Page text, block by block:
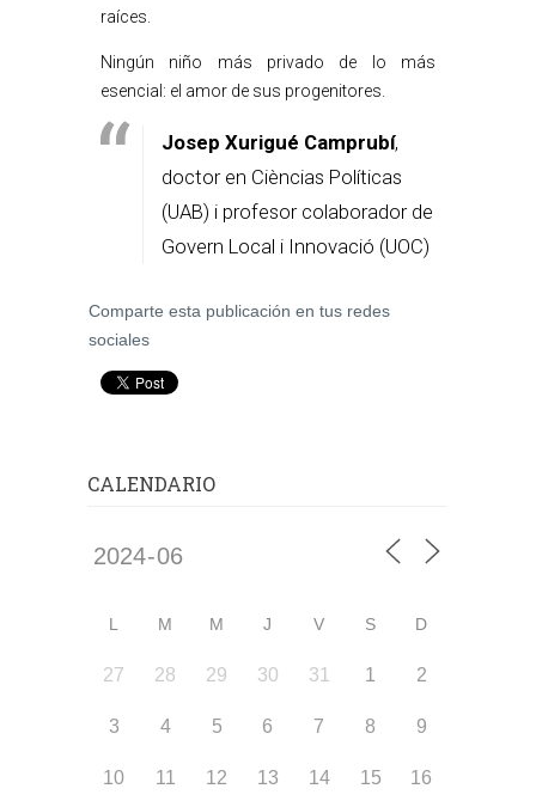
raíces.
Ningún niño más privado de lo más
esencial: el amor de sus progenitores.
Josep Xurigué Camprubí,
doctor en Cièncias Políticas
(UAB) i profesor colaborador de
Govern Local i Innovació (UOC)
Comparte esta publicación en tus redes
sociales
CALENDARIO
L M M J V S D
27 28 29 30 31 1 2
3 4 5 6 7 8 9
10 11 12 13 14 15 16